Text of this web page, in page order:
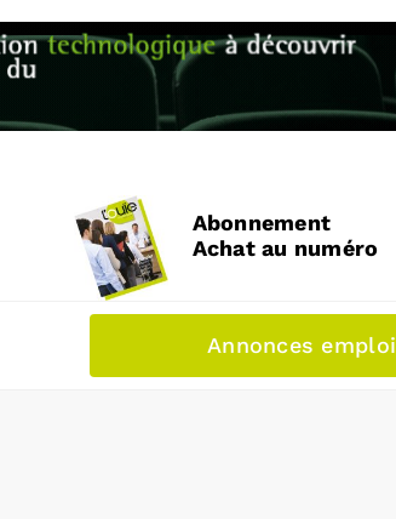
Abonnement
Achat au numéro
Annonces emploi